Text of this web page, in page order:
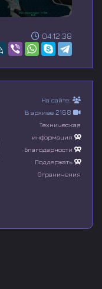
04:12:38
На сайте:
В архиве 2168
Техническая
информация
Благодарности
Поддержать
Ограничения